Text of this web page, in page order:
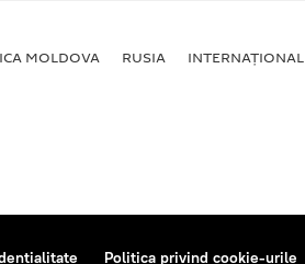
MOLDOVA RUSIA INTERNAȚIONAL
Politica privind cookie-urile